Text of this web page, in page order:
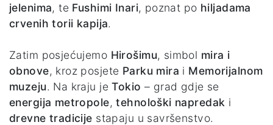
jelenima, te Fushimi Inari, poznat po hiljadama
crvenih torii kapija.
Zatim posjećujemo Hirošimu, simbol mira i
obnove, kroz posjete Parku mira i Memorijalnom
muzeju. Na kraju jeTokio – grad gdje se
energija metropole,tehnološki napredak i
drevne tradicije stapaju u savršenstvo.